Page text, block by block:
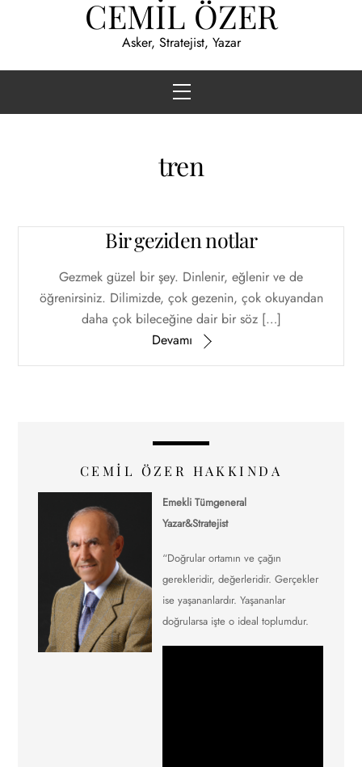
CEMİL ÖZER
Asker, Stratejist, Yazar
Menu
tren
Bir geziden notlar
Gezmek güzel bir şey. Dinlenir, eğlenir ve de
öğrenirsiniz. Dilimizde, çok gezenin, çok okuyandan
daha çok bileceğine dair bir söz […]
Devamı
CEMIL ÖZER HAKKINDA
Emekli Tümgeneral
Yazar&Stratejist
“Doğrular ortamın ve çağın
gerekleridir, değerleridir. Gerçekler
ise yaşananlardır. Yaşananlar
doğrularsa işte o ideal toplumdur.